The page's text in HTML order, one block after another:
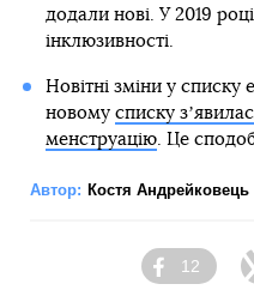
додали нові. У 2019
інклюзивності.
Новітні зміни у
новому списку
менструацію. Це
Автор: Костя Андрейковець
Facebook
12